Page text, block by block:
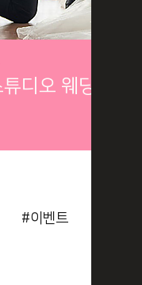
#이벤트